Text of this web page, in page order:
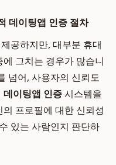
데이팅앱 인증 절차
공하지만, 대부분 휴대
그치는 경우가 많습니
넘어, 사용자의 신뢰도
데이팅앱 인증시스템을
프로필에 대한 신뢰성
있는 사람인지 판단하